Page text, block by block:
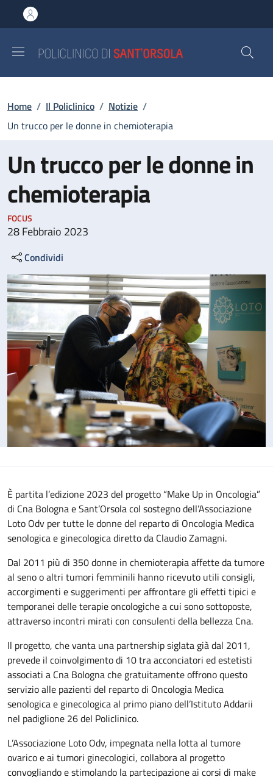
al contenuto principale
to footer content
Briciole di pane
Home / Il Policlinico / Notizie /
Un trucco per le donne in chemioterapia
Un trucco per le donne in
chemioterapia
FOCUS
28 Febbraio 2023
Condividi
È partita l’edizione 2023 del progetto “Make Up in Oncologia”
di Cna Bologna e Sant’Orsola col sostegno dell’Associazione
Loto Odv per tutte le donne del reparto di Oncologia Medica
senologica e ginecologica diretto da Claudio Zamagni.
Dal 2011 più di 350 donne in chemioterapia affette da tumore
al seno o altri tumori femminili hanno ricevuto utili consigli,
accorgimenti e suggerimenti per affrontare gli effetti tipici e
temporanei delle terapie oncologiche a cui sono sottoposte,
attraverso incontri mirati con consulenti della bellezza Cna.
Il progetto, che vanta una partnership siglata già dal 2011,
prevede il coinvolgimento di 10 tra acconciatori ed estetisti
associati a Cna Bologna che gratuitamente offrono questo
servizio alle pazienti del reparto di Oncologia Medica
senologica e ginecologica al primo piano dell’Istituto Addarii
nel padiglione 26 del Policlinico.
L’Associazione Loto Odv, impegnata nella lotta al tumore
ovarico e ai tumori ginecologici, collabora al progetto
convogliando e stimolando la partecipazione ai corsi di make